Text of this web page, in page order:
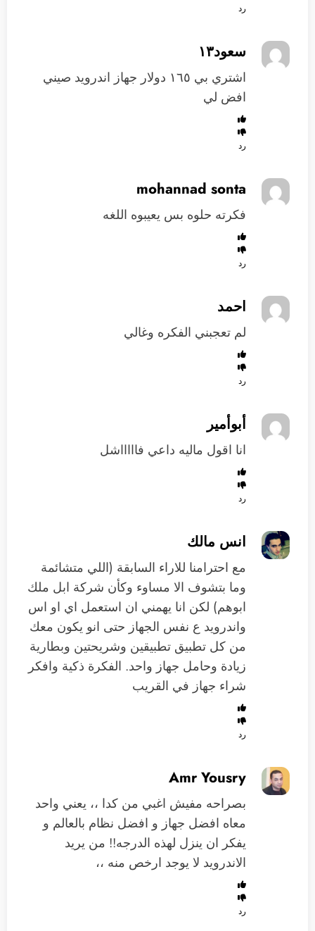
رد
سعود١٣
اشتري بي ١٦٥ دولار جهاز اندرويد صيني
افض لي
رد
mohannad sonta
فكرته حلوه بس يعيبوه اللغه
رد
احمد
لم تعجبني الفكره وغالي
رد
أبوأمير
انا اقول ماليه داعي فاااااشل
رد
انس مالك
مع احترامنا للاراء السابقة (اللي متشائمة
وما بتشوف الا مساوء وكأن شركة ابل ملك
ابوهم) لكن انا يهمني ان استعمل اي او اس
واندرويد ع نفس الجهاز حتى انو يكون معك
من كل تطبيق تطبيقين وشريحتين وبطارية
زيادة وحامل جهاز واحد. الفكرة ذكية وافكر
شراء جهاز في القريب
رد
Amr Yousry
بصراحه مفيش اغبي من كدا ،، يعني واحد
معاه افضل جهاز و افضل نظام بالعالم و
يفكر ان ينزل لهذه الدرجه!! من يريد
الاندرويد لا يوجد ارخص منه ،،
رد